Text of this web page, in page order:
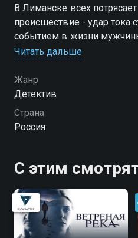
В Лиманске всех
происшествие - удар тока
событием в жизни
причиной стал банальный
Читать дальше
Жанр
Детектив
Страна
Россия
С этим